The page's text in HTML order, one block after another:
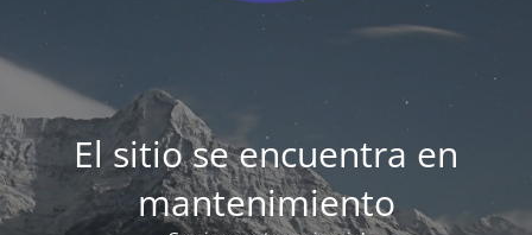
El sitio se encuentra en
mantenimiento